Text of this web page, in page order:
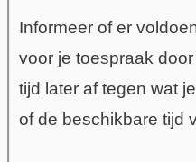
Informeer of er
voor je toespraak
tijd later af tegen wat
of de beschikbare tijd